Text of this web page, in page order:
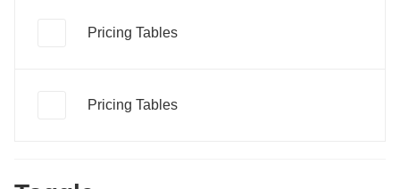
Pricing Tables
Pricing Tables